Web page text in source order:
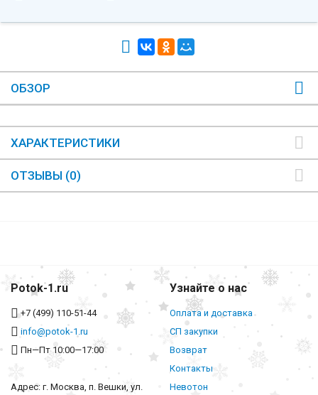
ОБЗОР
ХАРАКТЕРИСТИКИ
ОТЗЫВЫ (0)
Potok-1.ru
+7 (499) 110-51-44
info@potok-1.ru
Пн—Пт 10:00—17:00
Адрес: г. Москва, п. Вешки, ул.
Узнайте о нас
Оплата и доставка
СП закупки
Возврат
Контакты
Невотон